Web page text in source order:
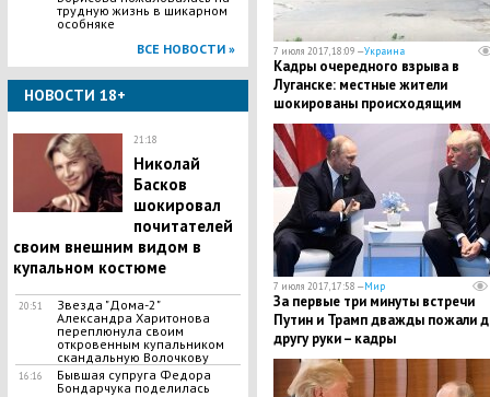
трудную жизнь в шикарном
особняке
ВСЕ НОВОСТИ »
НОВОСТИ 18+
21:18
Николай
Басков
шокировал
почитателей
своим внешним видом в
купальном костюме
20:51
Звезда "Дома-2"
Александра Харитонова
переплюнула своим
откровенным купальником
скандальную Волочкову
16:16
Бывшая супруга Федора
Бондарчука поделилась
7 июля 2017, 18:09 —Украина
Кадры очередного взрыва в
Луганске: местные жители
шокированы происходящим
7 июля 2017, 17:58 —Мир
За первые три минуты встречи
Путин и Трамп дважды пожали
другу руки – кадры